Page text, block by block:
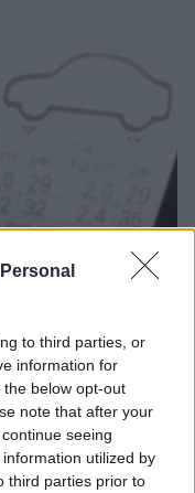
to third parties, or
information for
below opt-out
note that after your
seeing
utilized by
third parties prior to